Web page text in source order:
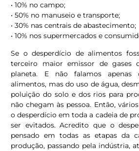
• 10% no campo;
• 50% no manuseio e transporte;
• 30% nas centrais de abastecimento;
• 10% nos supermercados e
Se o desperdício de alimentos
terceiro maior emissor de gases
planeta. E não falamos apenas
alimentos, mas do uso de água,
poluição do solo e dos rios para
não chegam às pessoa. Então,
o desperdício em toda a cadeia de
ser evitados. Acredito que o
pensado em todas as etapas da
produção, passando pela indústria,